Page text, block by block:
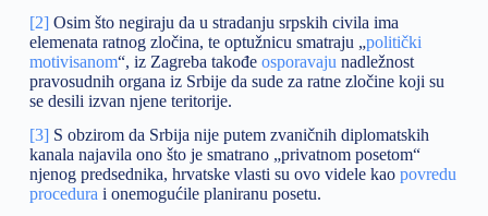
[2]Osim što negiraju da u stradanju srpskih civila ima
elemenata ratnog zločina, te optužnicu smatraju „politički
motivisanom“, iz Zagreba takođe osporavaju nadležnost
pravosudnih organa iz Srbije da sude za ratne zločine koji su
se desili izvan njene teritorije.
[3]S obzirom da Srbija nije putem zvaničnih diplomatskih
kanala najavila ono što je smatrano „privatnom posetom“
njenog predsednika, hrvatske vlasti su ovo videle kao povredu
procedura i onemogućile planiranu posetu.